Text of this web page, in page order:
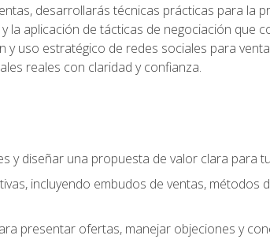
desarrollarás técnicas prácticas para la
la aplicación de tácticas de negociación que
y uso estratégico de redes sociales para
reales con claridad y confianza.
y diseñar una propuesta de valor clara para
incluyendo embudos de ventas, métodos
presentar ofertas, manejar objeciones y